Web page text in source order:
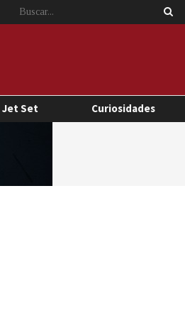
Jet Set Curiosidades